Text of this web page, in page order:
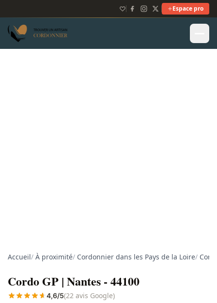
Espace pro
Accueil/ À proximité/ Cordonnier dans les Pays de la Loire/
Cordo GP | Nantes - 44100
4,6/5(22 avis Google)